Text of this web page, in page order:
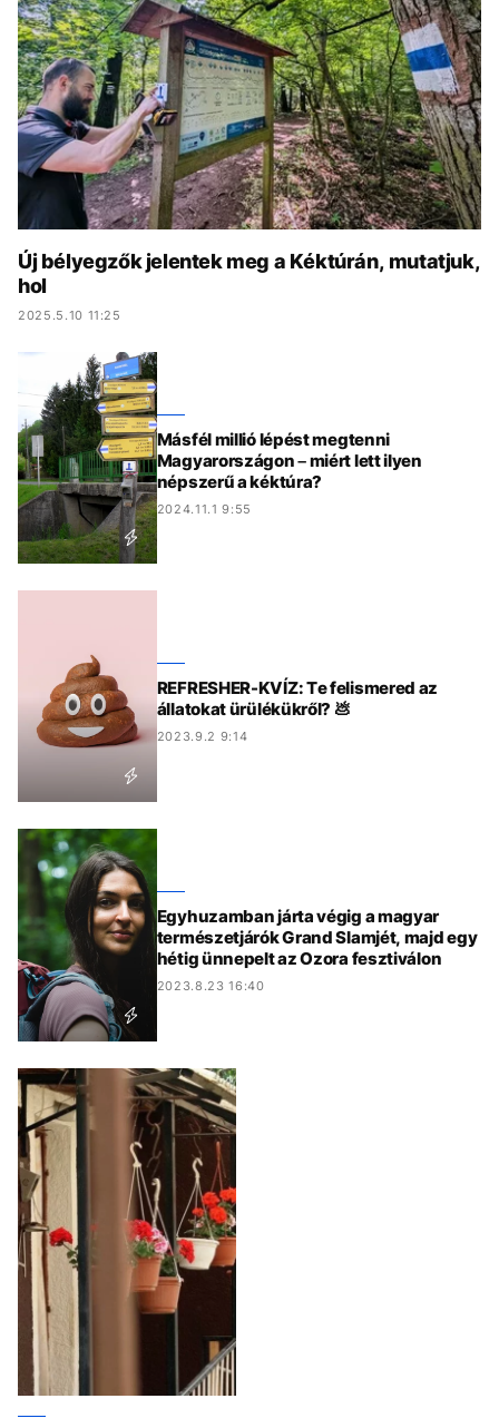
KÖZÉLET UTAZÁS
ÉLETMÓD DESIGN
BESZÉLGETÉSEK ARCOK
VIDEÓ TÖRTÉNETEK
GASZTRO
Új bélyegzők jelentek meg a Kéktúrán, mutatjuk,
hol
2025.5.10 11:25
Másfél millió lépést megtenni
Magyarországon – miért lett ilyen
népszerű a kéktúra?
2024.11.1 9:55
REFRESHER-KVÍZ: Te felismered az
állatokat ürülékükről? 💩
2023.9.2 9:14
Egyhuzamban járta végig a magyar
természetjárók Grand Slamjét, majd egy
hétig ünnepelt az Ozora fesztiválon
2023.8.23 16:40